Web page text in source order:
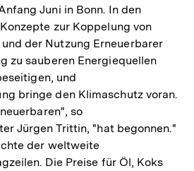
Juni in Bonn. In den
zur Koppelung von
der Nutzung Erneuerbarer
zu sauberen Energiequellen
und
bringe den Klimaschutz voran.
so
Jürgen Trittin, "hat begonnen."
der weltweite
Die Preise für Öl, Koks